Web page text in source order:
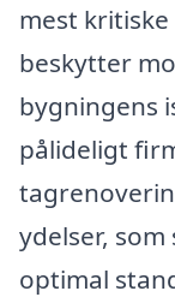
mest
beskytter
bygningens
pålideligt
ydelser,
optimal